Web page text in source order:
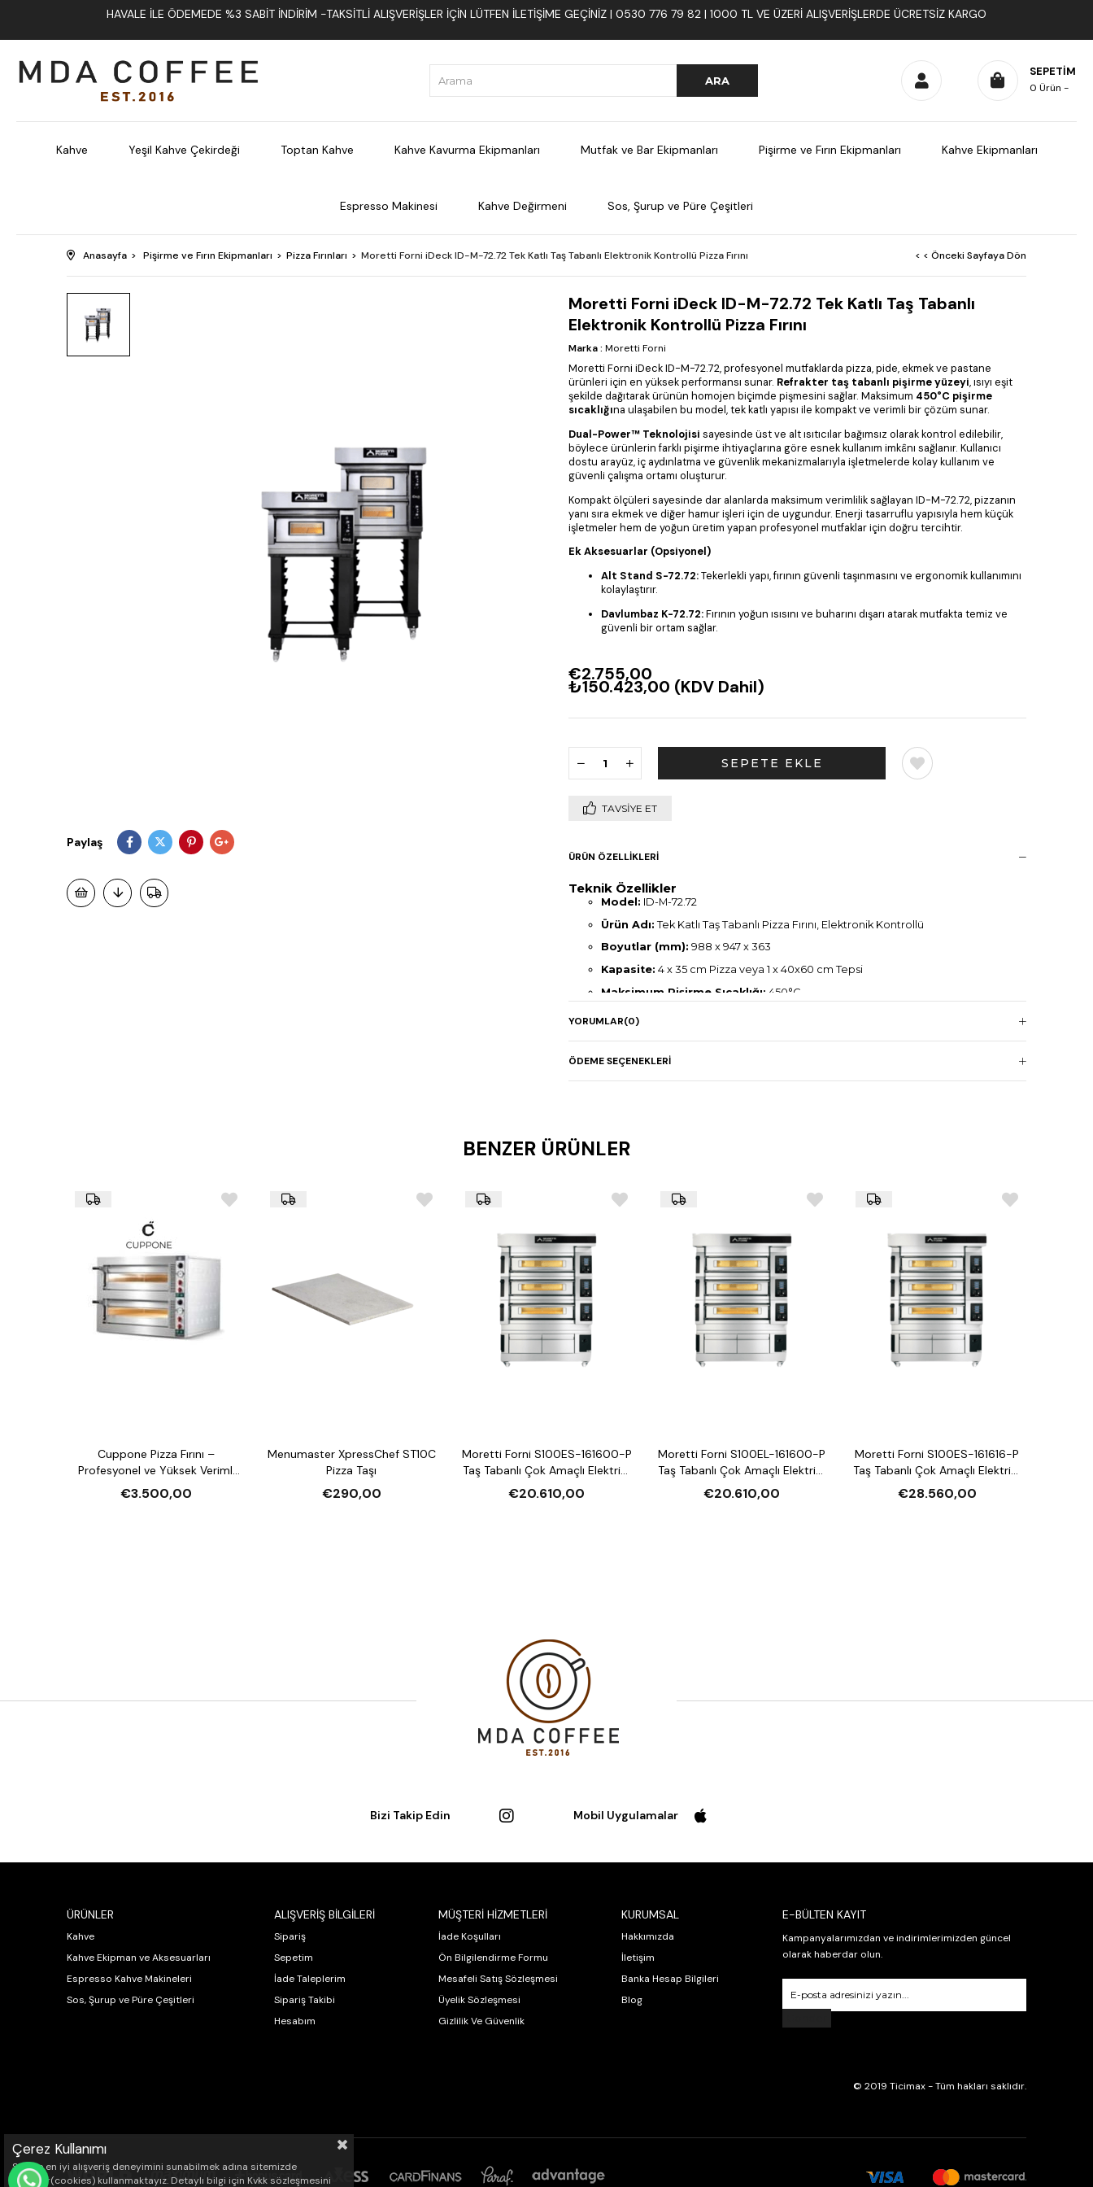
HAVALE İLE ÖDEMEDE %3 SABIT İNDIRIM -TAKSITLI ALIŞVERIŞLER İÇIN LÜTFEN ILETIŞIME GEÇINIZ | 0530 776 79 82 | 1000 TL VE ÜZERI ALIŞVERIŞLERDE ÜCRETSIZ KARGO
SEPETIM
0 Ürün
Kahve Yeşil Kahve Çekirdeği Toptan Kahve Kahve Kavurma Ekipmanları Mutfak ve Bar Ekipmanları Pişirme ve Fırın Ekipmanları Kahve Ekipmanları
Espresso Makinesi Kahve Değirmeni Sos, Şurup ve Püre Çeşitleri
Anasayfa Pişirme ve Fırın Ekipmanları Pizza Fırınları Moretti Forni iDeck ID-M-72.72 Tek Katlı Taş Tabanlı Elektronik Kontrollü Pizza Fırını < < Önceki Sayfaya Dön
Paylaş
Moretti Forni iDeck ID-M-72.72 Tek Katlı Taş Tabanlı
Elektronik Kontrollü Pizza Fırını
Marka: Moretti Forni
Moretti Forni iDeck ID-M-72.72, profesyonel mutfaklarda pizza, pide, ekmek ve pastane
ürünleri için en yüksek performansı sunar. Refrakter taş tabanlı pişirme yüzeyi, ısıyı eşit
şekilde dağıtarak ürünün homojen biçimde pişmesini sağlar. Maksimum 450°C pişirme
sıcaklığına ulaşabilen bu model, tek katlı yapısı ile kompakt ve verimli bir çözüm sunar.
Dual-Power™ Teknolojisi sayesinde üst ve alt ısıtıcılar bağımsız olarak kontrol edilebilir,
böylece ürünlerin farklı pişirme ihtiyaçlarına göre esnek kullanım imkânı sağlanır. Kullanıcı
dostu arayüz, iç aydınlatma ve güvenlik mekanizmalarıyla işletmelerde kolay kullanım ve
güvenli çalışma ortamı oluşturur.
Kompakt ölçüleri sayesinde dar alanlarda maksimum verimlilik sağlayan ID-M-72.72, pizzanın
yanı sıra ekmek ve diğer hamur işleri için de uygundur. Enerji tasarruflu yapısıyla hem küçük
işletmeler hem de yoğun üretim yapan profesyonel mutfaklar için doğru tercihtir.
Ek Aksesuarlar (Opsiyonel)
Alt Stand S-72.72:Tekerlekli yapı, fırının güvenli taşınmasını ve ergonomik kullanımını
kolaylaştırır.
Davlumbaz K-72.72:Fırının yoğun ısısını ve buharını dışarı atarak mutfakta temiz ve
güvenli bir ortam sağlar.
€2.755,00
₺150.423,00 (KDV Dahil)
TAVSIYE ET
ÜRÜN ÖZELLIKLERI
Teknik Özellikler
Model: ID-M-72.72
Ürün Adı: Tek Katlı Taş Tabanlı Pizza Fırını, Elektronik Kontrollü
Boyutlar (mm): 988 x 947 x 363
Kapasite: 4 x 35 cm Pizza veya 1 x 40x60 cm Tepsi
Maksimum Pişirme Sıcaklığı: 450°C
Güç:6,40 kW / 380–400 V / 3N
Teknoloji:Refrakter taş taban, Dual-Power™ üst-alt ısıtıcı kontrolü
Enerji Verimliliği:Düşük tüketim, homojen pişirme kalitesi
YORUMLAR(0)
ÖDEME SEÇENEKLERI
BENZER ÜRÜNLER
Cuppone Pizza Fırını –
Profesyonel ve Yüksek Verimli
Pizza Fırını
€3.500,00
Menumaster XpressChef ST10C
Pizza Taşı
€290,00
Moretti Forni S100ES-161600-P
Taş Tabanlı Çok Amaçlı Elektrikli
Katlı Fırın (Buharlı,
Mayalandırmalı)
€20.610,00
Moretti Forni S100EL-161600-P
Taş Tabanlı Çok Amaçlı Elektrikli
Katlı Fırın (Buharlı,
Mayalandırmalı)
€20.610,00
Moretti Forni S100ES-161616-P
Taş Tabanlı Çok Amaçlı Elektrikli
Katlı Fırın (Buharlı,
Mayalandırmalı)
€28.560,00
Bizi Takip Edin Mobil Uygulamalar
ÜRÜNLER
Kahve
Kahve Ekipman ve Aksesuarları
Espresso Kahve Makineleri
Sos, Şurup ve Püre Çeşitleri
ALIŞVERİŞ BİLGİLERİ
Sipariş
Sepetim
İade Taleplerim
Sipariş Takibi
Hesabım
MÜŞTERİ HİZMETLERİ
İade Koşulları
Ön Bilgilendirme Formu
Mesafeli Satış Sözleşmesi
Üyelik Sözleşmesi
Gizlilik Ve Güvenlik
KURUMSAL
Hakkımızda
İletişim
Banka Hesap Bilgileri
Blog
E-BÜLTEN KAYIT
Kampanyalarımızdan ve indirimlerimizden güncel
olarak haberdar olun.
© 2019 Ticimax - Tüm hakları saklıdır.
Çerez Kullanımı
Sizlere en iyi alışveriş deneyimini sunabilmek adına sitemizde
çerezler(cookies) kullanmaktayız. Detaylı bilgi için Kvkk sözleşmesini
WHATSAPP İLE SİPARİŞ VER